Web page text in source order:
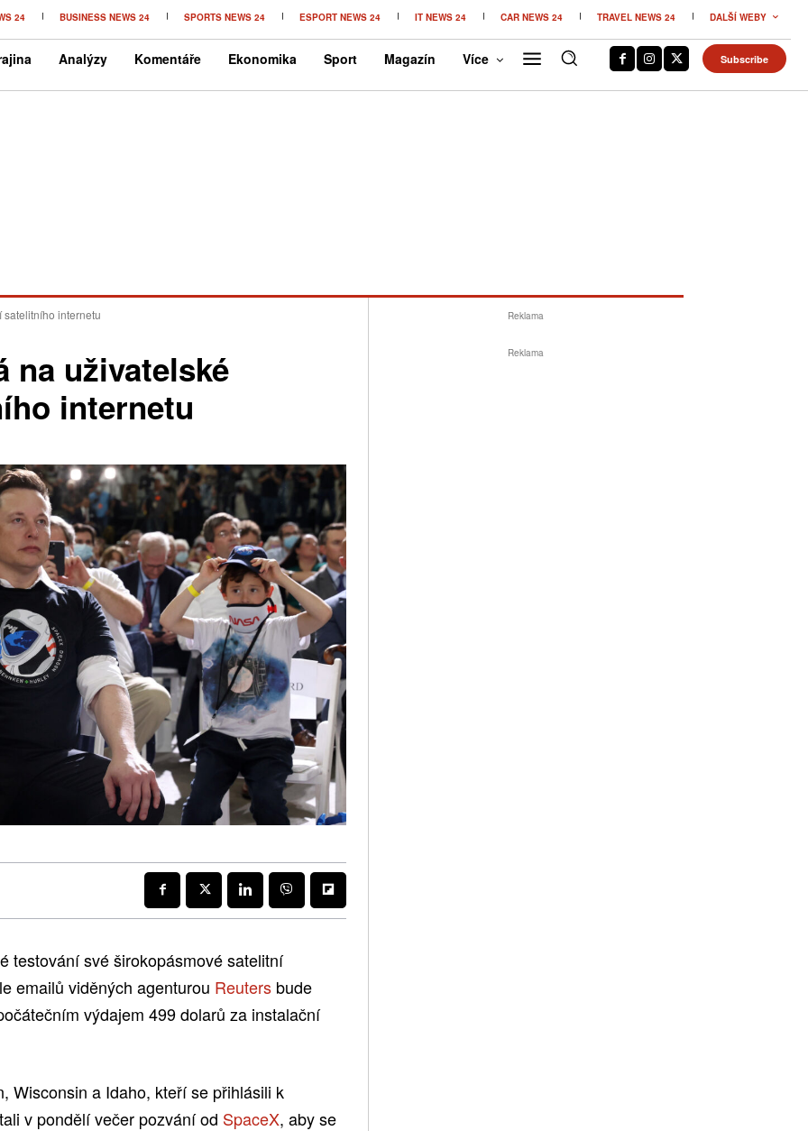
24 BUSINESS NEWS 24 SPORTS NEWS 24 ESPORT NEWS 24 IT NEWS 24 CAR NEWS 24 TRAVEL NEWS 24 DALŠÍ WEBY
Analýzy Komentáře Ekonomika Sport Magazín Více Subscribe
satelitního internetu
na uživatelské
internetu
testování své širokopásmové satelitní
emailů viděných agenturou Reuters bude
výdajem 499 dolarů za instalační
Wisconsin a Idaho, kteří se přihlásili k
v pondělí večer pozvání od SpaceX, aby se
Reklama
Reklama